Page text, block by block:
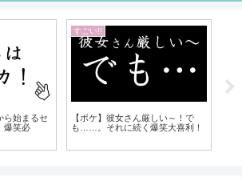
ら始まるセ
爆笑必
すごい!!
【ボケ】彼女さん厳しい～！で
も……。それに続く爆笑大喜利！